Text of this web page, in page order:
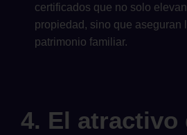
certificados que no solo
propiedad, sino que aseguran
patrimonio familiar.
4. El atractivo